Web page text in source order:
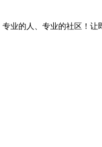
业的人、专业的社区！让